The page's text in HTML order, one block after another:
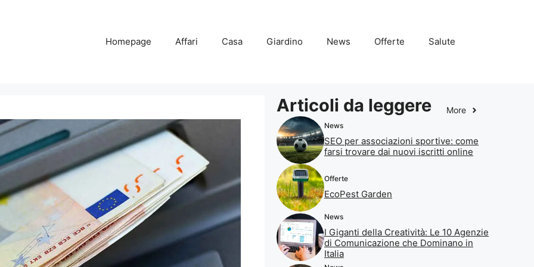
Homepage Affari Casa Giardino News Offerte Salute
Articoli da leggere More
News
SEO per associazioni sportive: come
farsi trovare dai nuovi iscritti online
Offerte
EcoPest Garden
News
I Giganti della Creatività: Le 10 Agenzie
di Comunicazione che Dominano in
Italia